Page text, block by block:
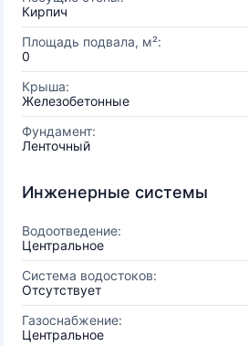
Кирпич
Площадь подвала, м²:
0
Крыша:
Железобетонные
Фундамент:
Ленточный
Инженерные системы
Водоотведение:
Центральное
Система водостоков:
Отсутствует
Газоснабжение:
Центральное